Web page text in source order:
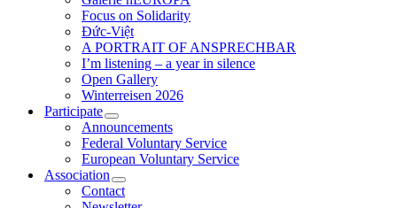
Focus on Solidarity
Đức-Việt
A PORTRAIT OF ANSPRECHBAR
I’m listening – a year in silence
Open Gallery
Winterreisen 2026
Participate
Announcements
Federal Voluntary Service
European Voluntary Service
Association
Contact